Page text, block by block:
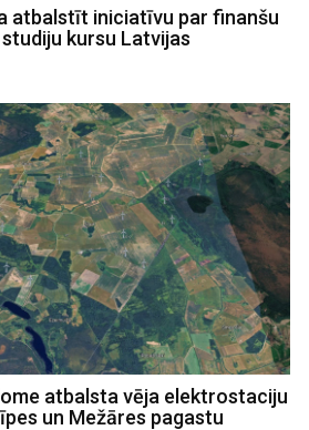
atbalstīt iniciatīvu par finanšu
kursu Latvijas
atbalsta vēja elektrostaciju
un Mežāres pagastu